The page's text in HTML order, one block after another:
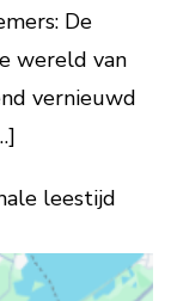
De
wereld van
vernieuwd
leestijd